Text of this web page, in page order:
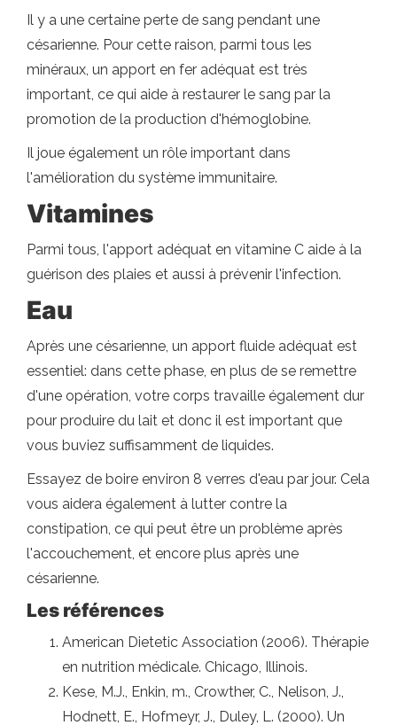
Il y a une certaine perte de sang pendant une
césarienne. Pour cette raison, parmi tous les
minéraux, un apport en fer adéquat est très
important, ce qui aide à restaurer le sang par la
promotion de la production d'hémoglobine.
Il joue également un rôle important dans
l'amélioration du système immunitaire.
Vitamines
Parmi tous, l'apport adéquat en vitamine C aide à la
guérison des plaies et aussi à prévenir l'infection.
Eau
Après une césarienne, un apport fluide adéquat est
essentiel: dans cette phase, en plus de se remettre
d'une opération, votre corps travaille également dur
pour produire du lait et donc il est important que
vous buviez suffisamment de liquides.
Essayez de boire environ 8 verres d'eau par jour. Cela
vous aidera également à lutter contre la
constipation, ce qui peut être un problème après
l'accouchement, et encore plus après une
césarienne.
Les références
American Dietetic Association (2006). Thérapie
en nutrition médicale. Chicago, Illinois.
Kese, M.J., Enkin, m., Crowther, C., Nelison, J.,
Hodnett, E., Hofmeyr, J., Duley, L. (2000). Un